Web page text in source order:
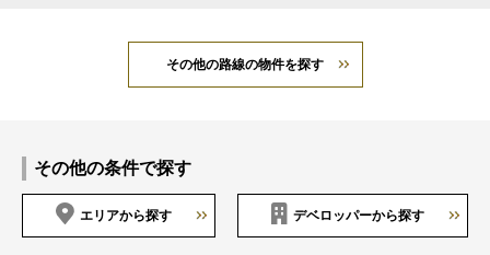
その他の路線の物件を探す
その他の条件で探す
エリアから探す デベロッパーから探す